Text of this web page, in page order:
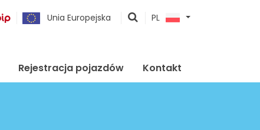
Unia Europejska
pokaż
PL
Rejestracja pojazdów Kontakt